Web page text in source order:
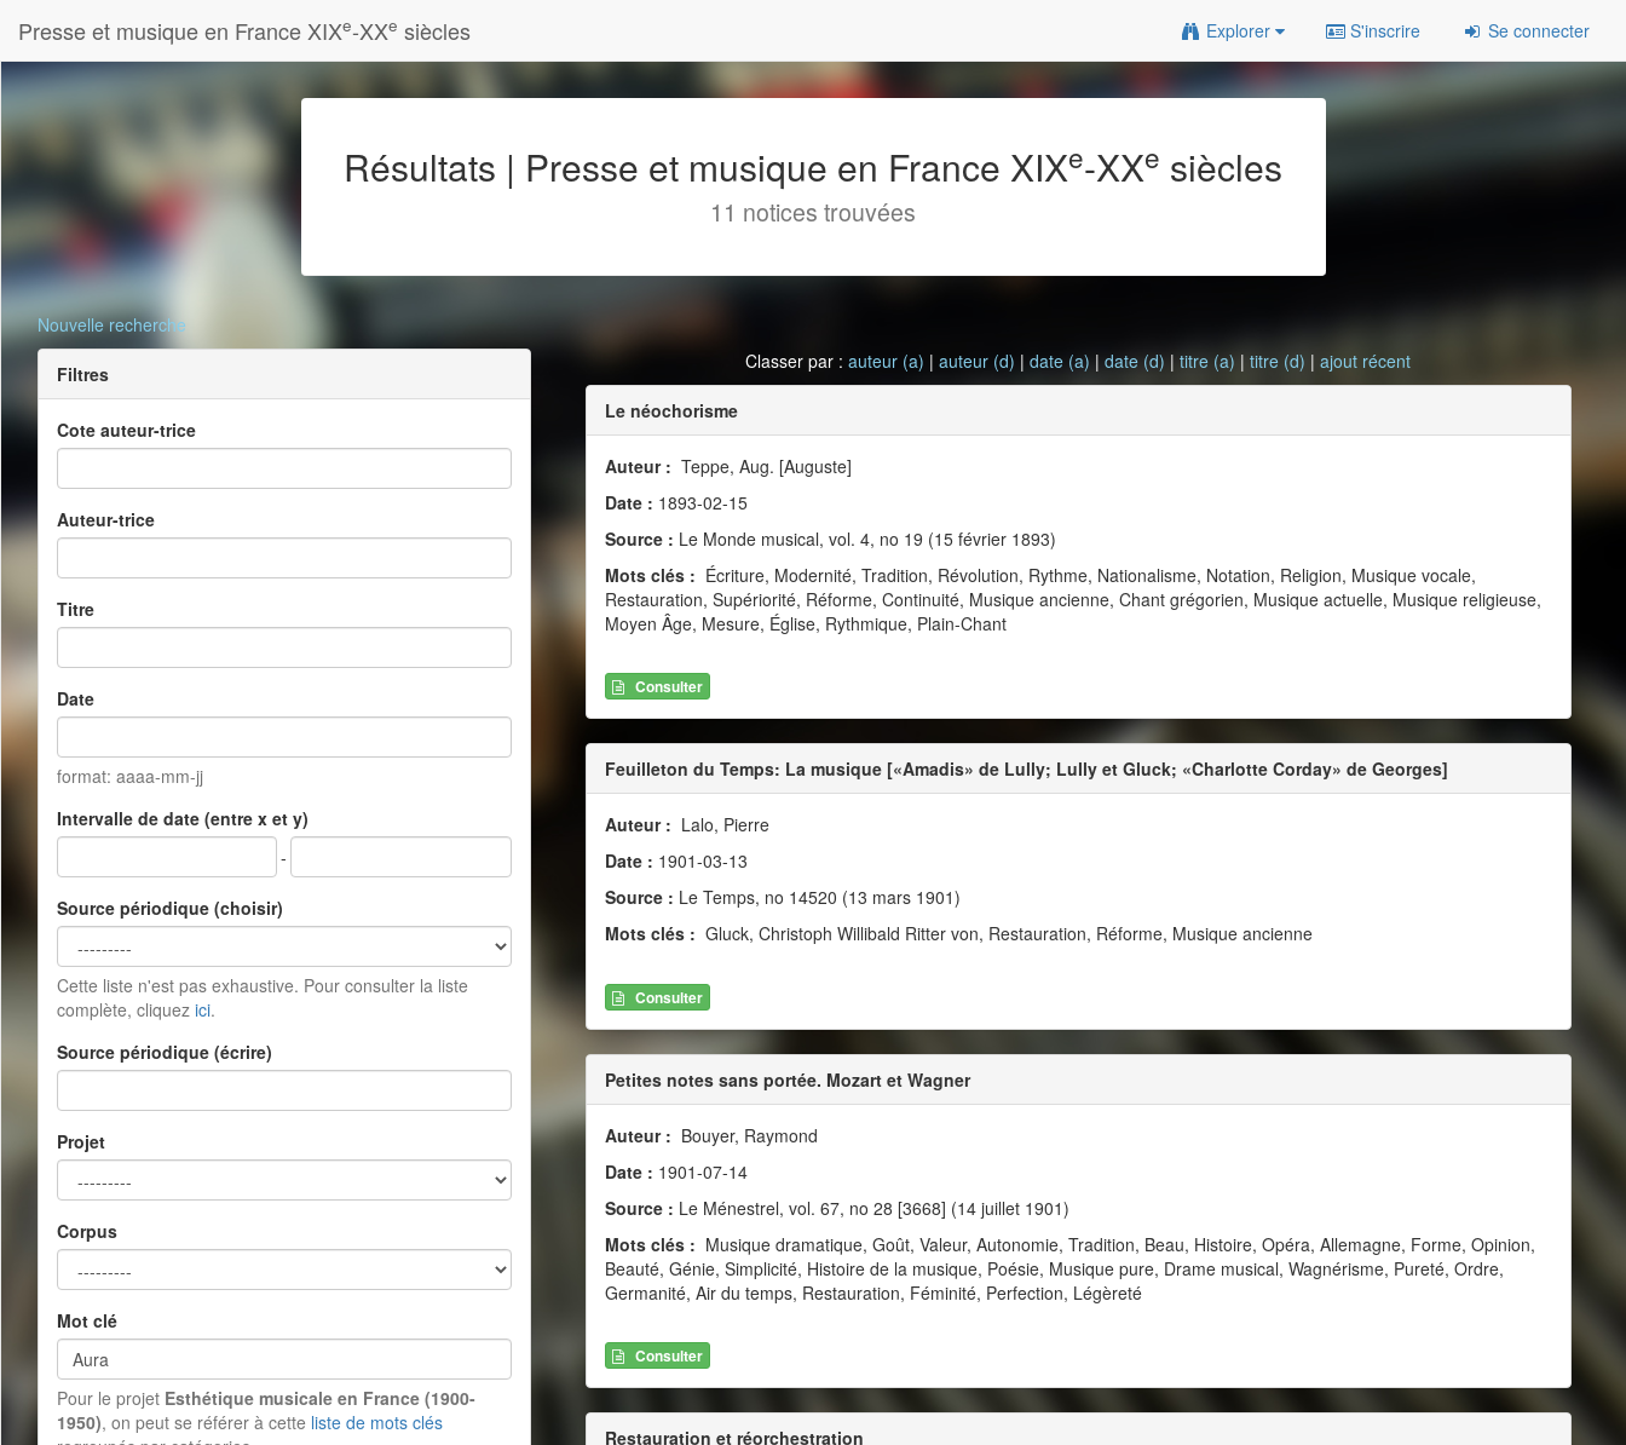
Presse et musique en France XIXe-XXe siècles Explorer S'inscrire Se connecter
Résultats | Presse et musique en France XIXe-XXe siècles
11 notices trouvées
Nouvelle recherche
Filtres
Cote auteur-trice
Auteur-trice
Titre
Date
format: aaaa-mm-jj
Intervalle de date (entre x et y)
-
Source périodique (choisir)
Cette liste n'est pas exhaustive. Pour consulter la liste
complète, cliquez ici.
Source périodique (écrire)
Projet
Corpus
Mot clé
Pour le projet Esthétique musicale en France (1900-
1950), on peut se référer à cette liste de mots clés
Classer par :auteur (a) |auteur (d) |date (a) |date (d) |titre (a) |titre (d) |ajout récent
Le néochorisme
Auteur : Teppe, Aug. [Auguste]
Date : 1893-02-15
Source : Le Monde musical, vol. 4, no 19 (15 février 1893)
Mots clés : Écriture, Modernité, Tradition, Révolution, Rythme, Nationalisme, Notation, Religion, Musique vocale,
Restauration, Supériorité, Réforme, Continuité, Musique ancienne, Chant grégorien, Musique actuelle, Musique religieuse,
Moyen Âge, Mesure, Église, Rythmique, Plain-Chant
Consulter
Feuilleton du Temps: La musique [«Amadis» de Lully; Lully et Gluck; «Charlotte Corday» de Georges]
Auteur : Lalo, Pierre
Date : 1901-03-13
Source : Le Temps, no 14520 (13 mars 1901)
Mots clés : Gluck, Christoph Willibald Ritter von, Restauration, Réforme, Musique ancienne
Consulter
Petites notes sans portée. Mozart et Wagner
Auteur : Bouyer, Raymond
Date : 1901-07-14
Source : Le Ménestrel, vol. 67, no 28 [3668] (14 juillet 1901)
Mots clés : Musique dramatique, Goût, Valeur, Autonomie, Tradition, Beau, Histoire, Opéra, Allemagne, Forme, Opinion,
Beauté, Génie, Simplicité, Histoire de la musique, Poésie, Musique pure, Drame musical, Wagnérisme, Pureté, Ordre,
Germanité, Air du temps, Restauration, Féminité, Perfection, Légèreté
Consulter
Restauration et réorchestration